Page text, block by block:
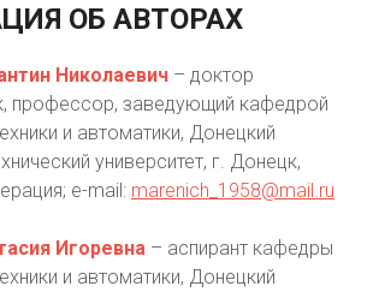
ОБ АВТОРАХ
Николаевич – доктор
профессор, заведующий кафедрой
и автоматики, Донецкий
университет, г. Донецк,
e-mail: marenich_1958@mail.ru
Игоревна – аспирант кафедры
и автоматики, Донецкий